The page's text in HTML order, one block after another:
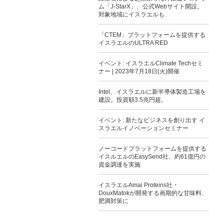
ム「J-StarX」、公式Webサイト開設。
対象地域にイスラエルも
「CTEM」プラットフォームを提供する
イスラエルのULTRA RED
イベント: イスラエルClimate Techセミ
ナー | 2023年7月18日(火)開催
Intel、イスラエルに新半導体製造工場を
建設。投資額3.5兆円超。
イベント: 新たなビジネスを創り出す イ
スラエルイノベーションセミナー
ノーコードプラットフォームを提供する
イスルエルのEasySend社、約61億円の
資金調達を実施
イスラエルAmai Proteins社・
DouxMatokが開発する画期的な甘味料、
肥満対策に